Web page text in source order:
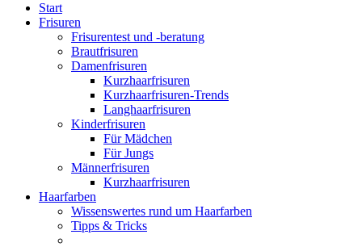
Start
Frisuren
Frisurentest und -beratung
Brautfrisuren
Damenfrisuren
Kurzhaarfrisuren
Kurzhaarfrisuren-Trends
Langhaarfrisuren
Kinderfrisuren
Für Mädchen
Für Jungs
Männerfrisuren
Kurzhaarfrisuren
Haarfarben
Wissenswertes rund um Haarfarben
Tipps & Tricks